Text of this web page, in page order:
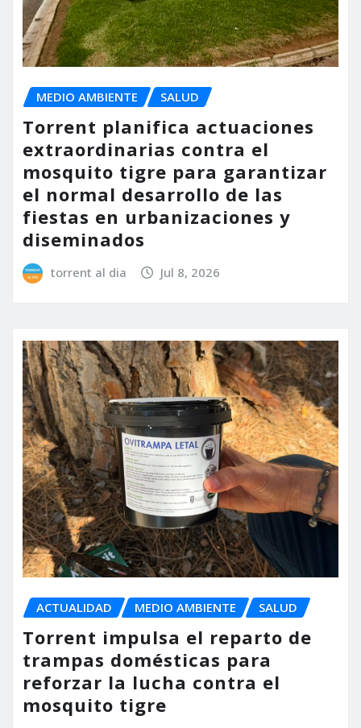
MEDIO AMBIENTE SALUD
Torrent planifica actuaciones
extraordinarias contra el
mosquito tigre para garantizar
el normal desarrollo de las
fiestas en urbanizaciones y
diseminados
torrent al dia Jul 8, 2026
ACTUALIDAD MEDIO AMBIENTE SALUD
Torrent impulsa el reparto de
trampas domésticas para
reforzar la lucha contra el
mosquito tigre